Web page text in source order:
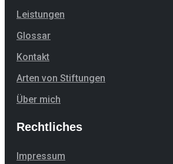
Leistungen
Glossar
Kontakt
Arten von Stiftungen
Über mich
Rechtliches
Impressum